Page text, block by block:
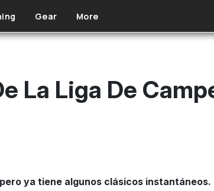
Gear More
La Liga De
ya tiene algunos clásicos instantáneos.